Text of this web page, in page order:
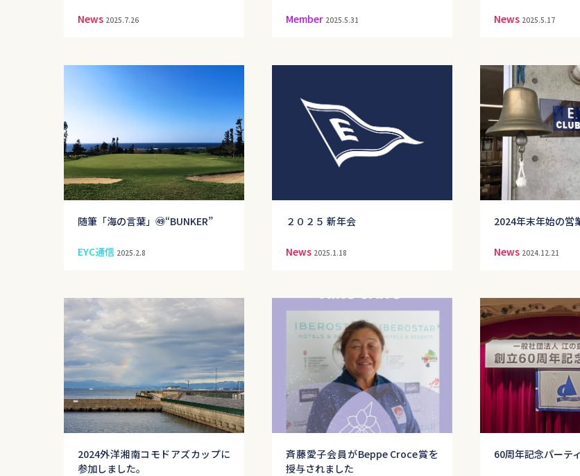
News 2025.7.26 Member 2025.5.31 News 2025.5.17
随筆「海の言葉」㊾“BUNKER”
EYC通信 2025.2.8
２０２５ 新年会
News 2025.1.18
2024年末年始の営
News 2024.12.21
2024外洋湘南コモドアズカップに
参加しました。
斉藤愛子会員がBeppe Croce賞を
授与されました
60周年記念パーテ